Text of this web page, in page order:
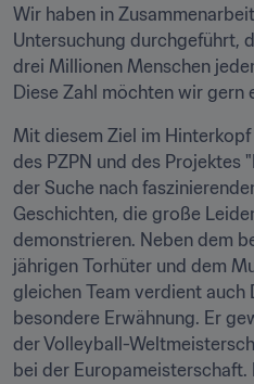
Wir haben in
Untersuchung durchgeführt,
drei Millionen Menschen
Diese Zahl möchten wir gern
Mit diesem Ziel im
des PZPN und des Projektes
der Suche nach
Geschichten, die große
demonstrieren. Neben dem
jährigen Torhüter und dem
gleichen Team verdient auch
besondere Erwähnung. Er
der Volleyball-
bei der Europameisterschaft.